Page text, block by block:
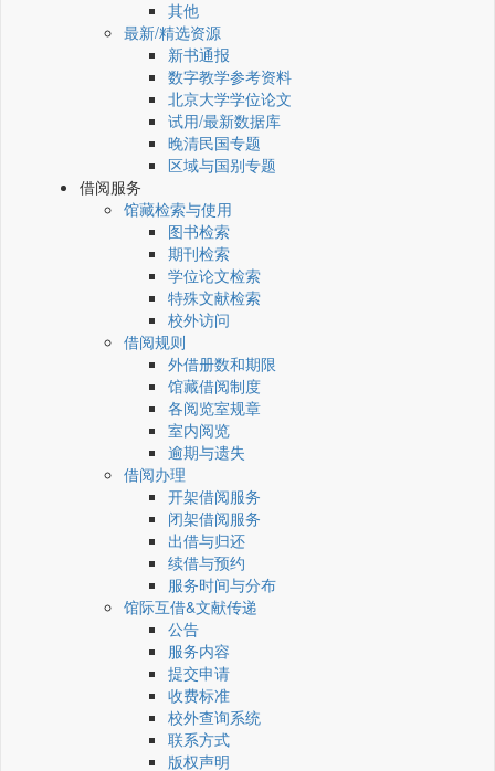
其他
最新/精选资源
新书通报
数字教学参考资料
北京大学学位论文
试用/最新数据库
晚清民国专题
区域与国别专题
借阅服务
馆藏检索与使用
图书检索
期刊检索
学位论文检索
特殊文献检索
校外访问
借阅规则
外借册数和期限
馆藏借阅制度
各阅览室规章
室内阅览
逾期与遗失
借阅办理
开架借阅服务
闭架借阅服务
出借与归还
续借与预约
服务时间与分布
馆际互借&文献传递
公告
服务内容
提交申请
收费标准
校外查询系统
联系方式
版权声明